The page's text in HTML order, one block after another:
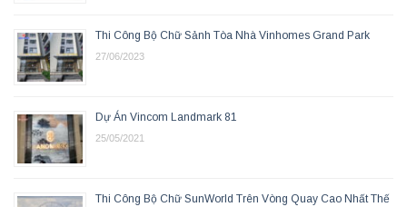
Thi Công Bộ Chữ Sảnh Tòa Nhà Vinhomes Grand Park
27/06/2023
Dự Án Vincom Landmark 81
25/05/2021
Thi Công Bộ Chữ SunWorld Trên Vòng Quay Cao Nhất Thế